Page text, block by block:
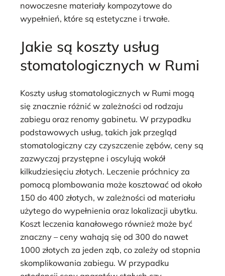
nowoczesne materiały kompozytowe do
wypełnień, które są estetyczne i trwałe.
Jakie są koszty usług
stomatologicznych w Rumi
Koszty usług stomatologicznych w Rumi mogą
się znacznie różnić w zależności od rodzaju
zabiegu oraz renomy gabinetu. W przypadku
podstawowych usług, takich jak przegląd
stomatologiczny czy czyszczenie zębów, ceny są
zazwyczaj przystępne i oscylują wokół
kilkudziesięciu złotych. Leczenie próchnicy za
pomocą plombowania może kosztować od około
150 do 400 złotych, w zależności od materiału
użytego do wypełnienia oraz lokalizacji ubytku.
Koszt leczenia kanałowego również może być
znaczny – ceny wahają się od 300 do nawet
1000 złotych za jeden ząb, co zależy od stopnia
skomplikowania zabiegu. W przypadku